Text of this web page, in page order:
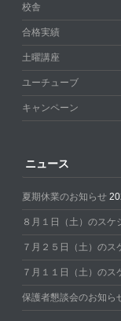
校舎
合格実績
土曜講座
ユーチューブ
キャンペーン
ニュース
夏期休業のお知らせ
８月１日（土）のスケ
７月２５日（土）のス
７月１１日（土）のス
保護者懇談会のお知ら